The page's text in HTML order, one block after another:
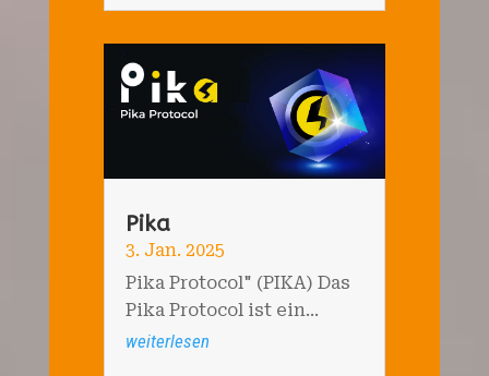
Pika
3. Jan. 2025
Pika Protocol" (PIKA) Das
Pika Protocol ist ein...
weiterlesen